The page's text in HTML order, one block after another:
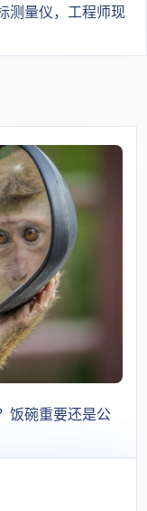
测量仪，工程师现
饭碗重要还是公